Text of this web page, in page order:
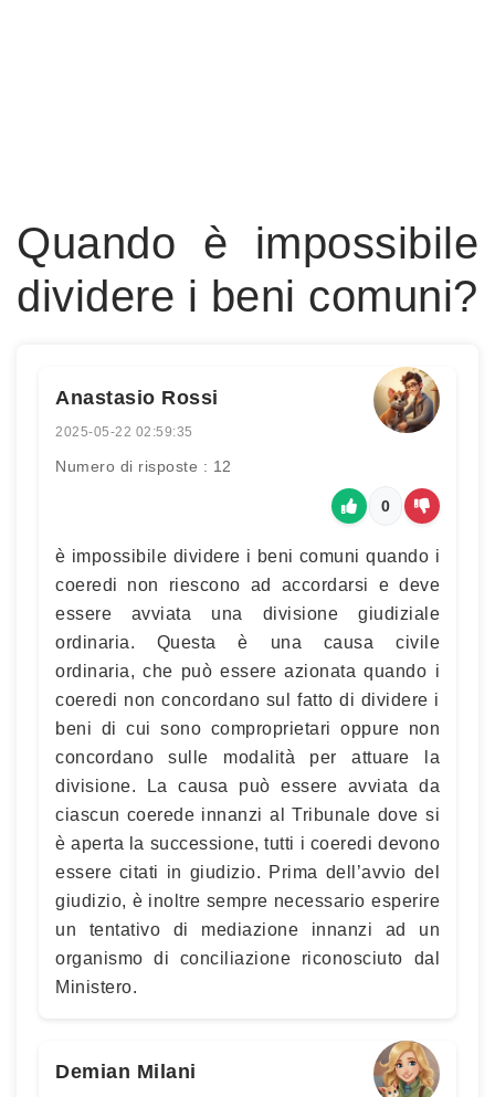
Quando è impossibile
dividere i beni comuni?
Anastasio Rossi
2025-05-22 02:59:35
Numero di risposte : 12
0
è impossibile dividere i beni comuni quando i
coeredi non riescono ad accordarsi e deve
essere avviata una divisione giudiziale
ordinaria. Questa è una causa civile
ordinaria, che può essere azionata quando i
coeredi non concordano sul fatto di dividere i
beni di cui sono comproprietari oppure non
concordano sulle modalità per attuare la
divisione. La causa può essere avviata da
ciascun coerede innanzi al Tribunale dove si
è aperta la successione, tutti i coeredi devono
essere citati in giudizio. Prima dell’avvio del
giudizio, è inoltre sempre necessario esperire
un tentativo di mediazione innanzi ad un
organismo di conciliazione riconosciuto dal
Ministero.
Demian Milani